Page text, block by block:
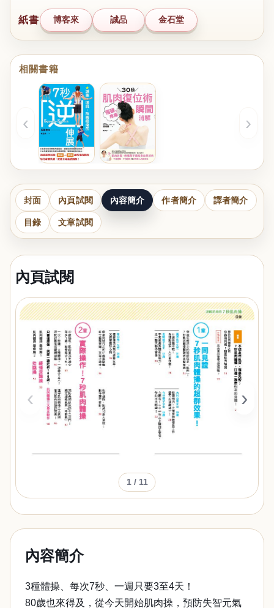
紙書 博客來 誠品 金石堂
相關書籍
‹ ›
封面 內頁試閱 內容簡介 作者簡介 譯者簡介
目錄 文章試閱
內頁試閱
‹ ›
1/ 11
內容簡介
3種體操、每次7秒、一週只要3至4天！
80歲也來得及，從今天開始肌肉操，預防失智元氣